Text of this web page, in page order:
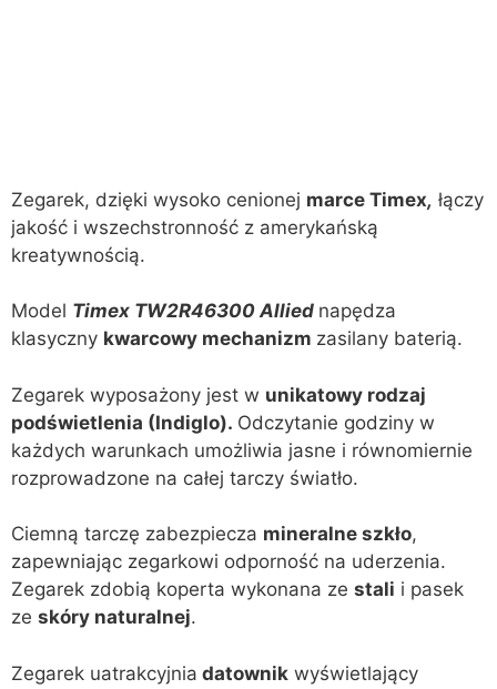
Zegarek, dzięki wysoko cenionej marce Timex, łączy
jakość i wszechstronność z amerykańską
kreatywnością.
Model Timex TW2R46300 Allied napędza
klasyczny kwarcowy mechanizm zasilany baterią.
Zegarek wyposażony jest w unikatowy rodzaj
podświetlenia (Indiglo). Odczytanie godziny w
każdych warunkach umożliwia jasne i równomiernie
rozprowadzone na całej tarczy światło.
Ciemną tarczę zabezpiecza mineralne szkło,
zapewniając zegarkowi odporność na uderzenia.
Zegarek zdobią koperta wykonana ze stali i pasek
ze skóry naturalnej.
Zegarek uatrakcyjnia datownik wyświetlający